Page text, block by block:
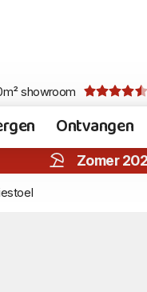
showroom
Ontvangen
Zomer